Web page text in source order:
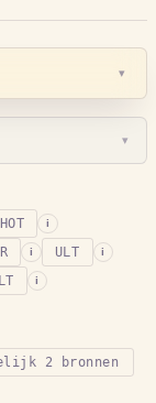
▾
▾
i
i ULT i
i
2 bronnen